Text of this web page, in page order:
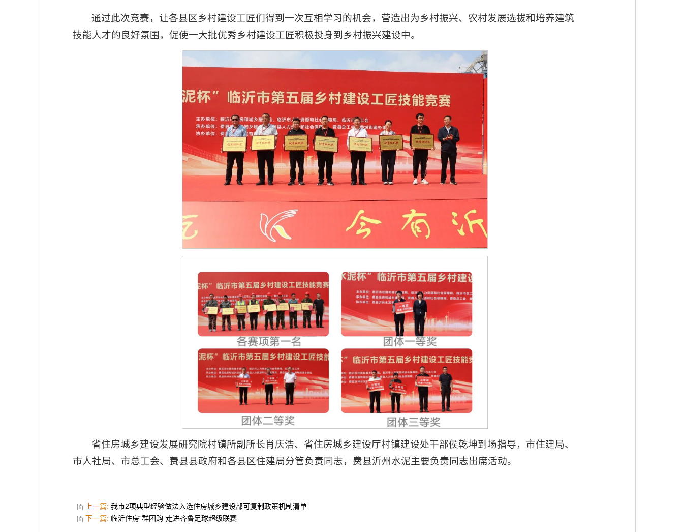
通过此次竞赛，让各县区乡村建设工匠们得到一次互相学习的机会，营造出为乡村振兴、农村发展选拔和培养建筑
技能人才的良好氛围，促使一大批优秀乡村建设工匠积极投身到乡村振兴建设中。
省住房城乡建设发展研究院村镇所副所长肖庆浩、省住房城乡建设厅村镇建设处干部侯乾坤到场指导，市住建局、
市人社局、市总工会、费县县政府和各县区住建局分管负责同志，费县沂州水泥主要负责同志出席活动。
上一篇: 我市2项典型经验做法入选住房城乡建设部可复制政策机制清单
下一篇: 临沂住房“群团购”走进齐鲁足球超级联赛